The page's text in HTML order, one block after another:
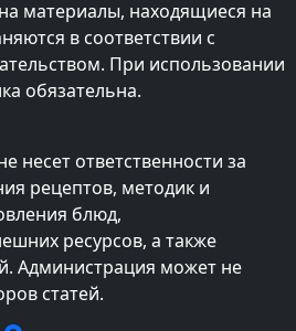
материалы, находящиеся на
в соответствии с
При использовании
обязательна.
несет ответственности за
рецептов, методик и
блюд,
ресурсов, а также
Администрация может не
статей.